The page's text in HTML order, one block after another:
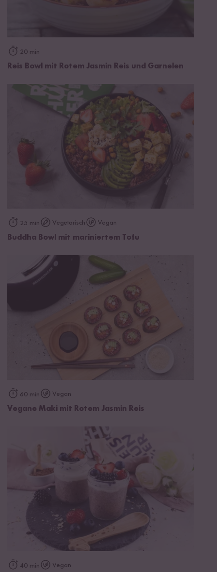
20 min
Reis Bowl mit Rotem Jasmin Reis und Garnelen
25 min Vegetarisch Vegan
Buddha Bowl mit mariniertem Tofu
60 min Vegan
Vegane Maki mit Rotem Jasmin Reis
40 min Vegan